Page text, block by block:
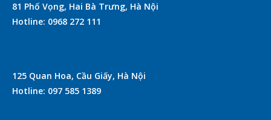
81 Phố Vọng, Hai Bà Trưng, Hà Nội
Hotline: 0968 272 111
125 Quan Hoa, Cầu Giấy, Hà Nội
Hotline: 097 585 1389